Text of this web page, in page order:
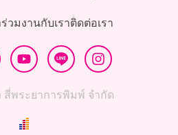
ร่วมงานกับเราติดต่อเรา
สี่พระยาการพิมพ์ จำกัด